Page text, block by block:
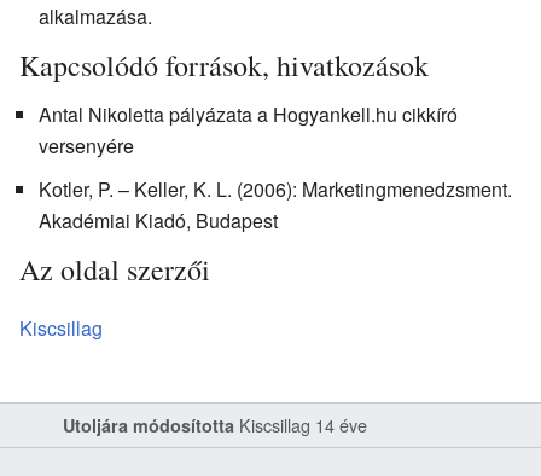
alkalmazása.
Kapcsolódó források, hivatkozások
Antal Nikoletta pályázata a Hogyankell.hu cikkíró
versenyére
Kotler, P. – Keller, K. L. (2006): Marketingmenedzsment.
Akadémiai Kiadó, Budapest
Az oldal szerzői
Kiscsillag
Utoljára módosította Kiscsillag 14 éve